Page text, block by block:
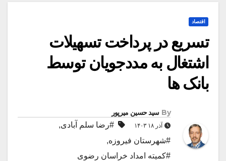
اقتصاد
تسریع در پرداخت تسهیلات
اشتغال به مددجویان توسط
بانک ها
By سید حسین میرپور
آذر ۱۸ ۱۴۰۳ #رضا سلم آبادی,
#شهرستان فیروزه,
#کمیته امداد خراسان رضوی